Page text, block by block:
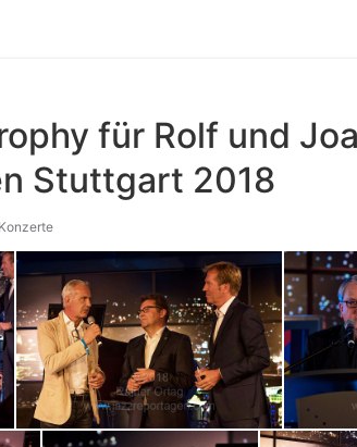
für Rolf und
Stuttgart 2018
Konzerte